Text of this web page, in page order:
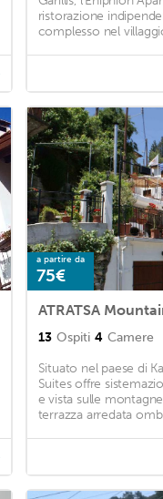
ristorazione
complesso nel
a partire da
75€
ATRATSA
13 Ospiti 4 Camere
Situato nel paese di
Suites offre
e vista sulle
terrazza arredata